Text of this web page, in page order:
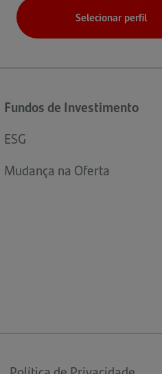
Selecionar perfil
Fundos de Investimento
ESG
Mudança na Oferta